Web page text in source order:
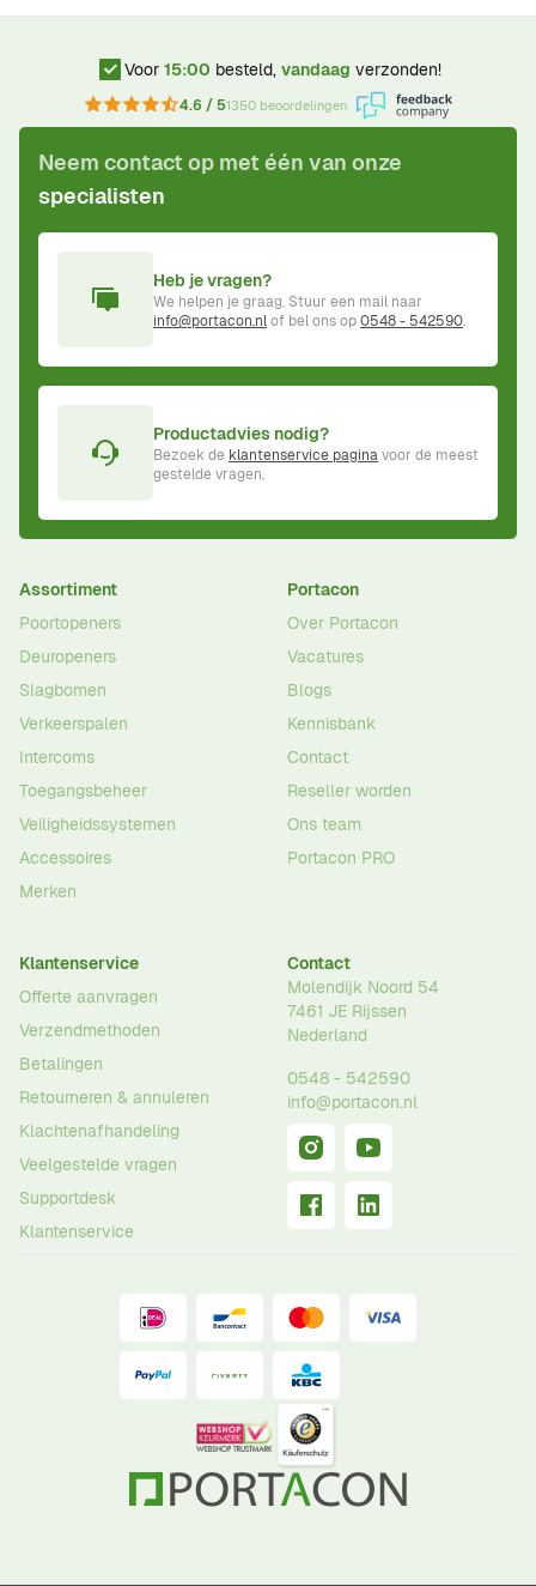
Voor 15:00 besteld, vandaag verzonden!
4.6 / 51350 beoordelingen
Neem contact op met één van onze
specialisten
Heb je vragen?
We helpen je graag. Stuur een mail naar
info@portacon.nlof bel ons op0548 - 542590.
Productadvies nodig?
Bezoek de klantenservice paginavoor de meest
gestelde vragen.
Assortiment
Poortopeners
Deuropeners
Slagbomen
Verkeerspalen
Intercoms
Toegangsbeheer
Veiligheidssystemen
Accessoires
Merken
Portacon
Over Portacon
Vacatures
Blogs
Kennisbank
Contact
Reseller worden
Ons team
Portacon PRO
Klantenservice
Offerte aanvragen
Verzendmethoden
Betalingen
Retourneren & annuleren
Klachtenafhandeling
Veelgestelde vragen
Supportdesk
Klantenservice
Contact
Molendijk Noord 54
7461 JE Rijssen
Nederland
0548 - 542590
info@portacon.nl